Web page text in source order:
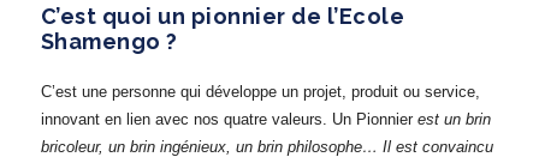
C’est quoi un pionnier de l’Ecole
Shamengo ?
C’est une personne qui développe un projet, produit ou service,
innovant en lien avec nos quatre valeurs. Un Pionnier est un brin
bricoleur, un brin ingénieux, un brin philosophe… Il est convaincu